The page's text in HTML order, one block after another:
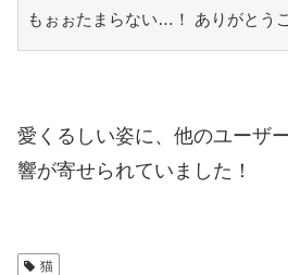
もぉぉたまらない…！ ありがとう
愛くるしい姿に、他のユーザ
響が寄せられていました！
猫